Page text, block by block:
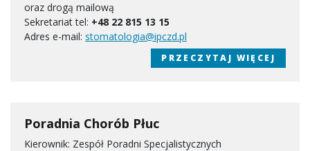
oraz drogą mailową
Sekretariat tel: +48 22 815 13 15
Adres e-mail: stomatologia@ipczd.pl
PRZECZYTAJ WIĘCEJ
Poradnia Chorób Płuc
Kierownik: Zespół Poradni Specjalistycznych